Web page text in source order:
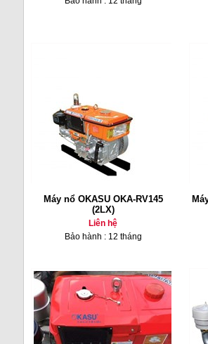
Máy nổ OKASU OKA-RV145
(2LX)
Liên hệ
Bảo hành : 12 tháng